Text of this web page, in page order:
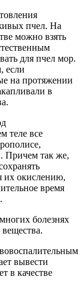
пчел. На
можно взять
для пчел мор.
если
на протяжении
в
теле все
Причем так же,
их окислению,
время
болезнях
вывести
в качестве